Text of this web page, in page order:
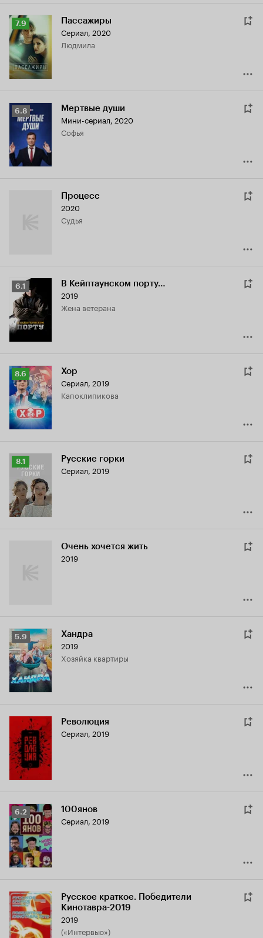
Рейтинг
Кинопоиска
7.9
7.9 Пассажиры
Сериал, 2020
Людмила
Рейтинг
Кинопоиска
6.8
6.8 Мертвые души
Мини-сериал, 2020
Софья
Процесс
2020
судья
Рейтинг
Кинопоиска
6.1
6.1 В Кейптаунском порту…
2019
жена ветерана
Рейтинг
Кинопоиска
8.6
8.6 Хор
Сериал, 2019
Капоклипикова
Рейтинг
Кинопоиска
8.1
8.1 Русские горки
Сериал, 2019
Очень хочется жить
2019
Рейтинг
Кинопоиска
5.9
5.9 Хандра
2019
хозяйка квартиры
Революция
Сериал, 2019
Рейтинг
Кинопоиска
6.2
6.2 100янов
Сериал, 2019
Русское краткое. Победители
Кинотавра-2019
2019
(«Интервью»)